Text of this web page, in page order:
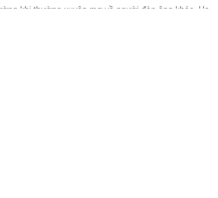
khi thường xuyên mơ về người đàn ông khác. Hai